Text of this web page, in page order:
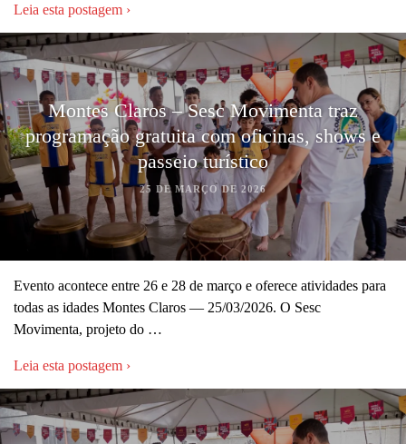
Leia esta postagem ›
Montes Claros – Sesc Movimenta traz
programação gratuita com oficinas, shows e
passeio turístico
25 DE MARÇO DE 2026
Evento acontece entre 26 e 28 de março e oferece atividades para
todas as idades Montes Claros — 25/03/2026. O Sesc
Movimenta, projeto do …
Leia esta postagem ›